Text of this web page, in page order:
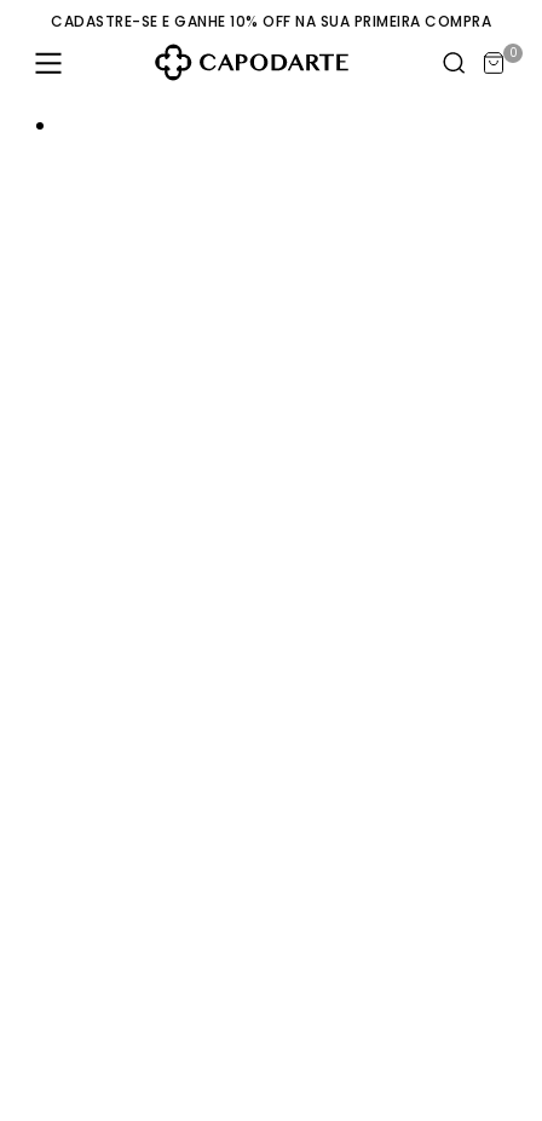
CADASTRE-SE E GANHE 10% OFF NA SUA PRIMEIRA COMPRA
0